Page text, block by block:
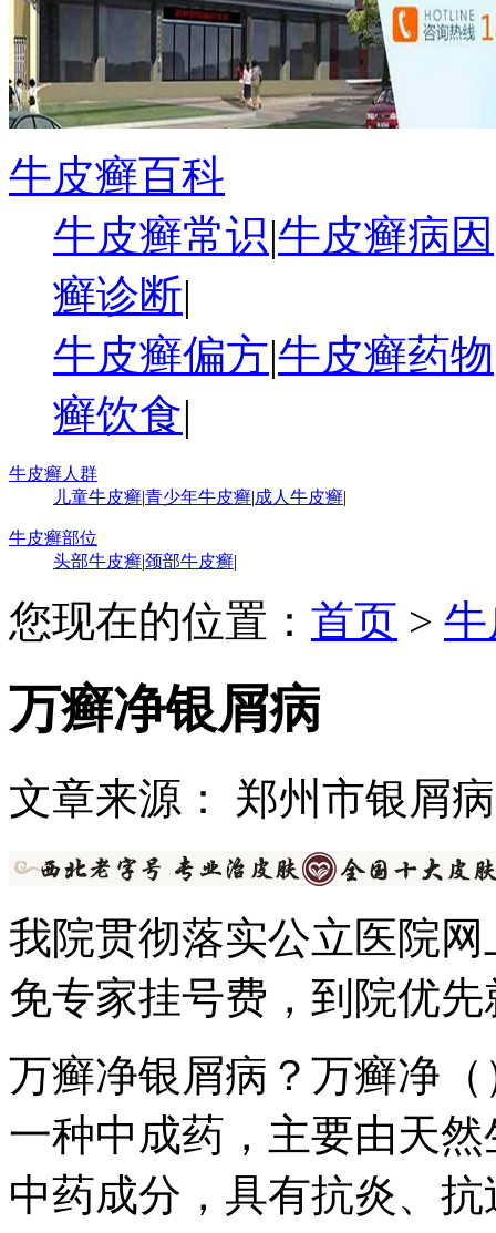
牛皮癣百科
牛皮癣常识|牛皮癣病因
癣诊断|
牛皮癣偏方|牛皮癣药物
癣饮食|
牛皮癣人群
儿童牛皮癣|青少年牛皮癣|成人牛皮癣|
牛皮癣部位
头部牛皮癣|颈部牛皮癣|
您现在的位置： 首页 >
万癣净银屑病
文章来源： 郑州市银屑
我院贯彻落实公立医院
免专家挂号费，到院优先
万癣净银屑病？万癣净
一种中成药，主要由天
中药成分，具有抗炎、